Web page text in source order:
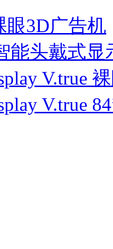
眼3D广告机
能头戴式显
V.true
V.true